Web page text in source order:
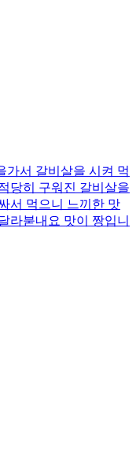
가서 갈비살을 시켜 먹
당히 구워진 갈비살을
서 먹으니 느끼한 맛
라붇내요 맛이 짱입니